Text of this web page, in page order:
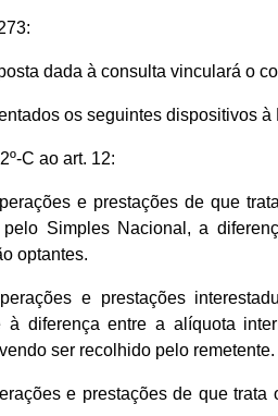
dada à consulta vinculará o
os seguintes dispositivos à
C ao art. 12:
e prestações de que
pelo Simples Nacional, a
optantes.
e prestações
à diferença entre a alíquota
ser recolhido pelo remetente.
e prestações de que trata